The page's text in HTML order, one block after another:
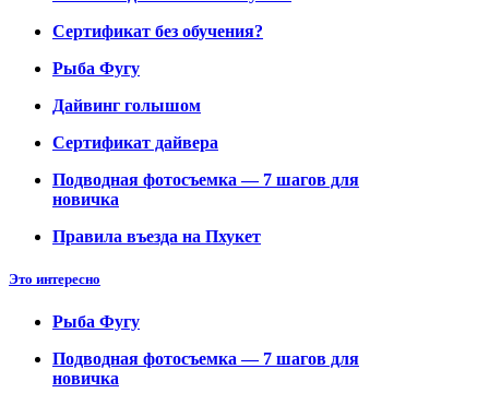
Сертификат без обучения?
Рыба Фугу
Дайвинг голышом
Сертификат дайвера
Подводная фотосъемка — 7 шагов для
новичка
Правила въезда на Пхукет
Это интересно
Рыба Фугу
Подводная фотосъемка — 7 шагов для
новичка